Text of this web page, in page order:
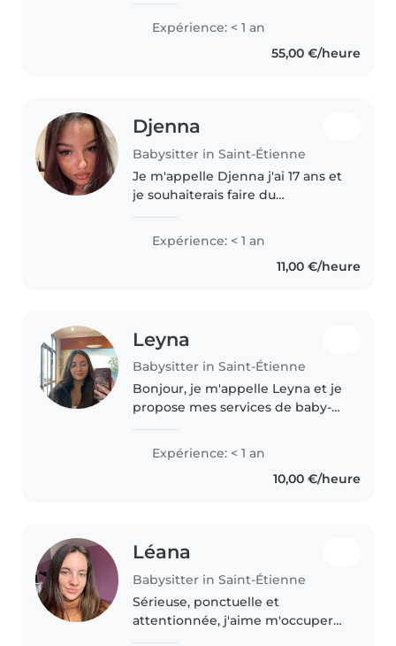
que j'ai 1 ans d'expérience dans
le domaine de baby-sitting je
Expérience: < 1 an
55,00 €/heure
Djenna
Babysitter in Saint-Étienne
Je m'appelle Djenna j'ai 17 ans et
je souhaiterais faire du
assurer l'entretien courant du
domicile. J'aime également..
Expérience: < 1 an
11,00 €/heure
Leyna
Babysitter in Saint-Étienne
Bonjour, je m'appelle Leyna et je
propose mes services de baby-
bienveillance. J'aime beaucoup
m'occuper des enfants et passer
du temps avec eux de manière..
Expérience: < 1 an
10,00 €/heure
Léana
Babysitter in Saint-Étienne
Sérieuse, ponctuelle et
attentionnée, j'aime m'occuper